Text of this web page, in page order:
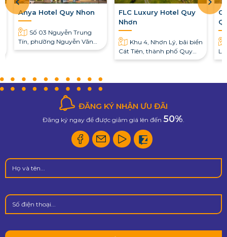
Anya Hotel Quy Nhon
Số 03 Nguyễn Trung
Tín, phường Nguyễn Văn
Cừ, Quy Nhơn, Bình Định
FLC Luxury Hotel Quy
Nhơn
Khu 4, Nhơn Lý, bãi biển
Cát Tiên, thành phố Quy
Nhơn
ĐĂNG KÝ NHẬN ƯU ĐÃI
Đăng ký ngay để được giảm giá lên đến 50%.